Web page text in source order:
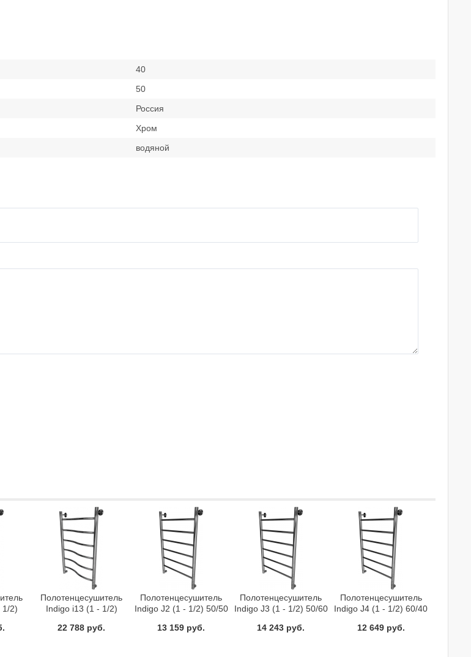
40
50
Россия
Хром
водяной
1/2)
Полотенцесушитель
Indigo i13 (1 - 1/2)
22 788 руб.
Полотенцесушитель
Indigo J2 (1 - 1/2) 50/50
13 159 руб.
Полотенцесушитель
Indigo J3 (1 - 1/2) 50/60
14 243 руб.
Полотенцесушитель
Indigo J4 (1 - 1/2) 60/40
12 649 руб.